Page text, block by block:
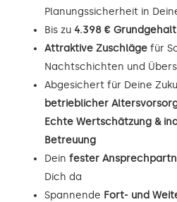
Planungssicherheit in
Bis zu 4.398 € Grundgehalt
Attraktive Zuschläge für
Nachtschichten und
Abgesichert für Deine
betrieblicher
Echte Wertschätzung &
Betreuung
Dein fester
Dich da
Spannende Fort- und